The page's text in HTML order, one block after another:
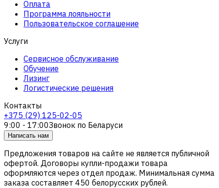
Оплата
Программа лояльности
Пользовательское соглашение
Услуги
Сервисное обслуживание
Обучение
Лизинг
Логистические решения
Контакты
+375 (29) 125-02-05
9:00 - 17:00Звонок по Беларуси
Написать нам
Предложения товаров на сайте не является публичной
офертой. Договоры купли-продажи товара
оформляются через отдел продаж. Минимальная сумма
заказа составляет 450 белорусских рублей.